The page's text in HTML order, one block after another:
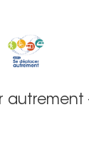
autrement